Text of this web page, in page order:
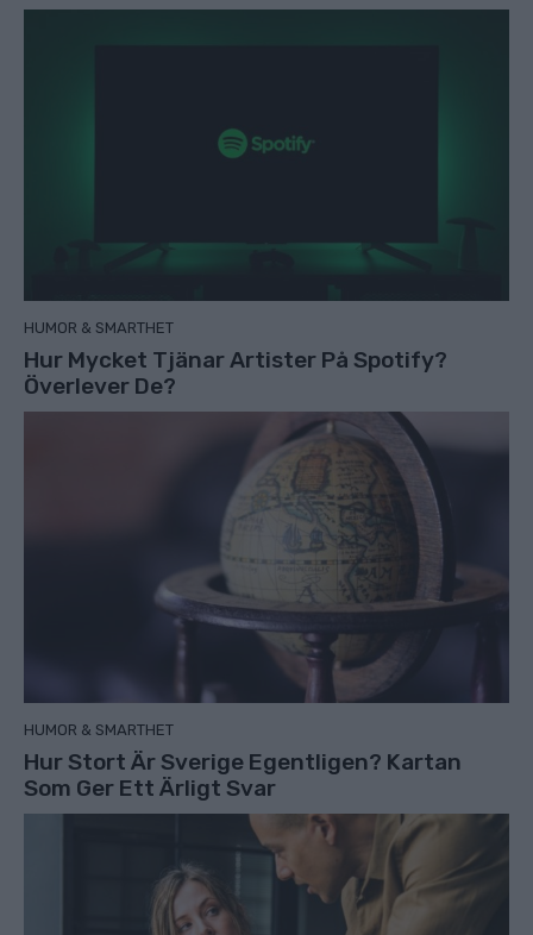
HUMOR & SMARTHET
Hur Mycket Tjänar Artister På Spotify?
Överlever De?
HUMOR & SMARTHET
Hur Stort Är Sverige Egentligen? Kartan
Som Ger Ett Ärligt Svar